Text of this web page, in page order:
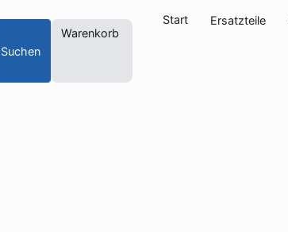
Suchen
Warenkorb
Start Ersatzteile